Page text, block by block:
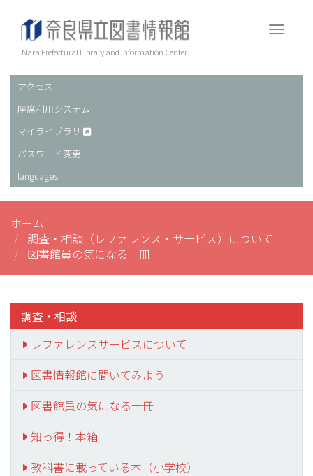
Nara Prefectural Library and Information Center
ヘ
ッ
ダ
ー
アクセス
座席利用システム
マイライブラリ
パスワード変更
languages
ホーム
調査・相談（レファレンス・サービス）について
図書館員の気になる一冊
調査・相談
レファレンスサービスについて
図書情報館に聞いてみよう
図書館員の気になる一冊
知っ得！本箱
教科書に載っている本（小学校）